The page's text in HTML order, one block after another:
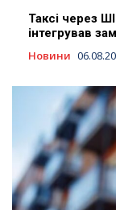
Таксі через
інтегрував
Новини